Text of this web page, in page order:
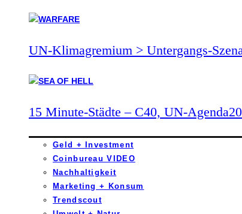
UN-Klimagremium > Untergangs-
15 Minute-Städte – C40, UN-
Geld + Investment
Coinbureau VIDEO
Nachhaltigkeit
Marketing + Konsum
Trendscout